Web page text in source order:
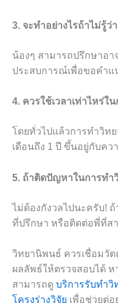
3. จะทำอย่างไรถ้าไม่รู้ว่
น้องๆ สามารถปรึกษาอ
ประสบการณ์เพื่อขอคำแ
4. ควรใช้เวลาเท่าไหร่ใ
โดยทั่วไปแล้วการทำวิท
เดือนถึง 1 ปี ขึ้นอยู่กับค
5. ถ้าติดปัญหาในการทำ
ไม่ต้องกังวลไปนะครับ!
ที่ปรึกษา หรือติดต่อพี่ที่ส
วิทยานิพนธ์ ควรเชื่อมวัต
ผลลัพธ์ให้ตรวจสอบได้
สามารถดู บริการรับทำวิ
โครงร่างวิจัย เพื่อช่วยต่